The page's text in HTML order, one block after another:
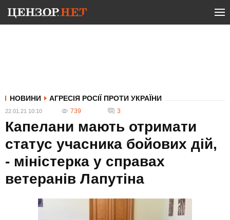
НОВИНИ АГРЕСІЯ РОСІЇ ПРОТИ УКРАЇНИ
22.01.21 10:10 739 3
Капелани мають отримати
статус учасника бойових дій,
- міністерка у справах
ветеранів Лапутіна